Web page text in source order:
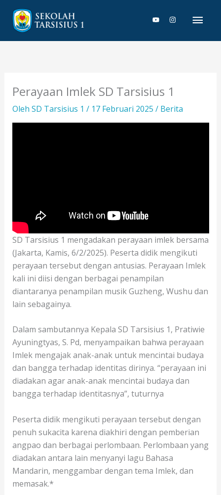
konten
Perayaan Imlek SD Tarsisius 1
Oleh SD Tarsisius 1 / 17 Februari 2025 / Berita
SD Tarsisius 1 mengadakan perayaan imlek bersama
(Jakarta, Kamis, 6/2/2025). Peserta didik mengikuti
perayaan tersebut dengan antusias. Perayaan Imlek
kali ini diisi dengan berbagai penampilan
diantaranya penampilan musik Guzheng, Wushu dan
lain sebagainya.
Dalam sambutannya Kepala SD Tarsisius 1, Pratiwie
Ayuningtyas, S. Pd, menyampaikan bahwa perayaan
Imlek mengajak anak-anak untuk mencintai budaya
dan bangga terhadap identitas dirinya. “perayaan ini
diadakan agar anak-anak mencintai budaya dan
bangga terhadap identitasnya”, tuturnya
Peserta didik mengikuti perayaan tersebut dengan
penuh sukacita karena diakhiri dengan pemberian
angpao dan berbagai perlombaan. Perlombaan yang
diadakan antara lain menyanyi lagu Bahasa
Mandarin, menggambar dengan tema Imlek, dan
memasak.*